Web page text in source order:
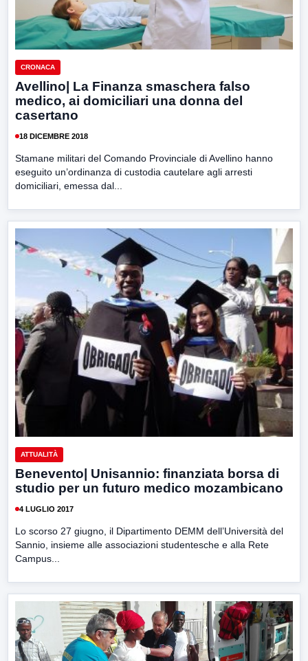
CRONACA
Avellino| La Finanza smaschera falso
medico, ai domiciliari una donna del
casertano
18 DICEMBRE 2018
Stamane militari del Comando Provinciale di Avellino hanno
eseguito un’ordinanza di custodia cautelare agli arresti
domiciliari, emessa dal...
ATTUALITÀ
Benevento| Unisannio: finanziata borsa di
studio per un futuro medico mozambicano
4 LUGLIO 2017
Lo scorso 27 giugno, il Dipartimento DEMM dell’Università del
Sannio, insieme alle associazioni studentesche e alla Rete
Campus...